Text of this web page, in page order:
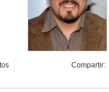
Compartir: